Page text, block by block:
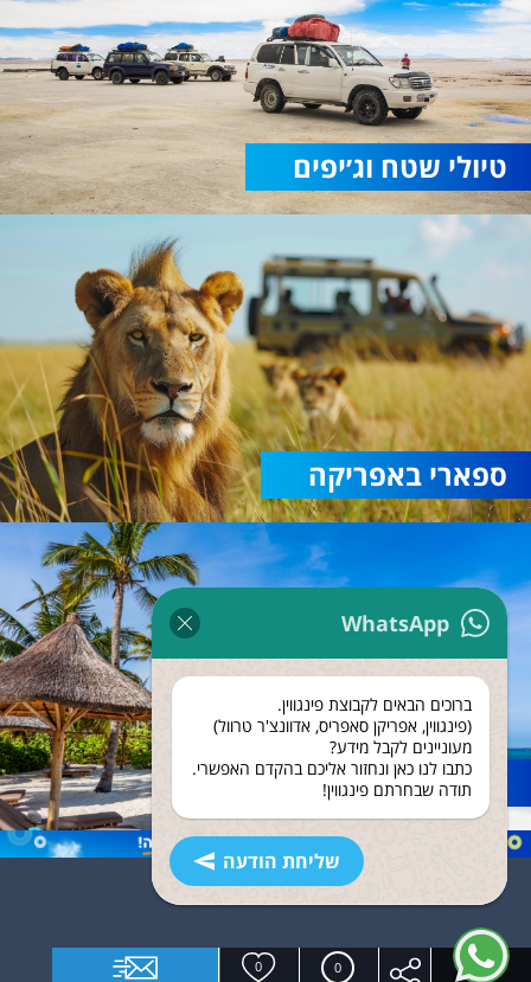
0
0
WhatsApp
ברוכים הבאים לקבוצת פינגווין.
(פינגווין, אפריקן סאפריס, אדוונצ'ר טרוול)
מעוניינים לקבל מידע?
כתבו לנו כאן ונחזור אליכם בהקדם האפשרי.
תודה שבחרתם פינגווין!
שליחת הודעה
טיולי שטח וג׳יפים
ספארי באפריקה
נופש בזנזיבר